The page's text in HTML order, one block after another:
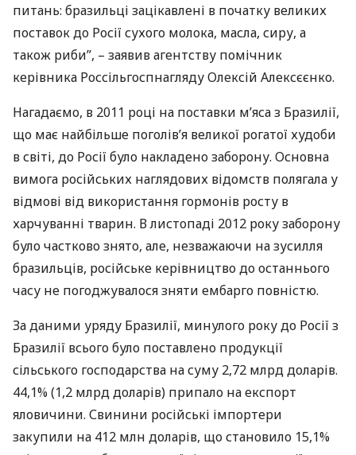
питань: бразильці зацікавлені в початку великих
поставок до Росії сухого молока, масла, сиру, а
також риби”, – заявив агентству помічник
керівника Россільгоспнагляду Олексій Алексєєнко.
Нагадаємо, в 2011 році на поставки м’яса з Бразилії,
що має найбільше поголів’я великої рогатої худоби
в світі, до Росії було накладено заборону. Основна
вимога російських наглядових відомств полягала у
відмові від використання гормонів росту в
харчуванні тварин. В листопаді 2012 року заборону
було частково знято, але, незважаючи на зусилля
бразильців, російське керівництво до останнього
часу не погоджувалося зняти ембарго повністю.
За даними уряду Бразилії, минулого року до Росії з
Бразилії всього було поставлено продукції
сільського господарства на суму 2,72 млрд доларів.
44,1% (1,2 млрд доларів) припало на експорт
яловичини. Свинини російські імпортери
закупили на 412 млн доларів, що становило 15,1%